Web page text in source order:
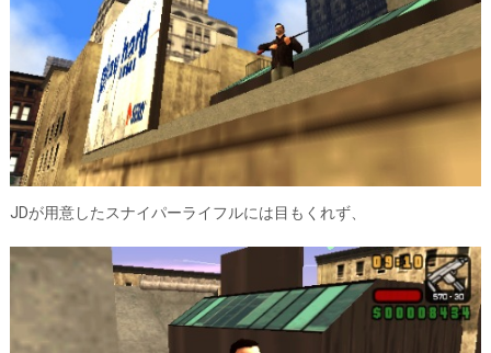
JDが用意したスナイパーライフルには目もくれず、